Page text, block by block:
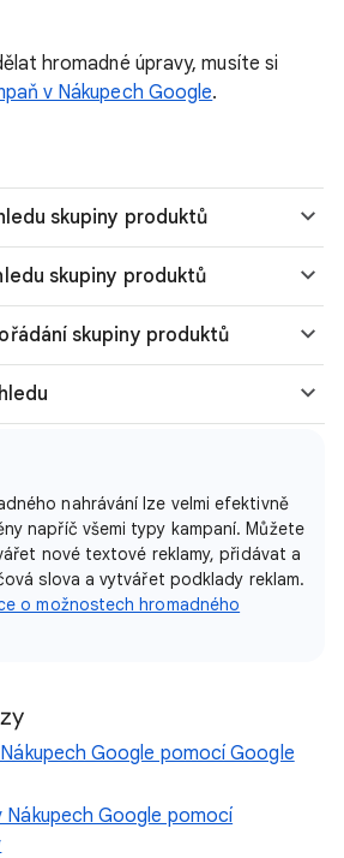
hromadné úpravy, musíte si
v Nákupech Google.
skupiny produktů
skupiny produktů
skupiny produktů
nahrávání lze velmi efektivně
napříč všemi typy kampaní. Můžete
nové textové reklamy, přidávat a
slova a vytvářet podklady reklam.
o možnostech hromadného
Google pomocí Google
Nákupech Google pomocí